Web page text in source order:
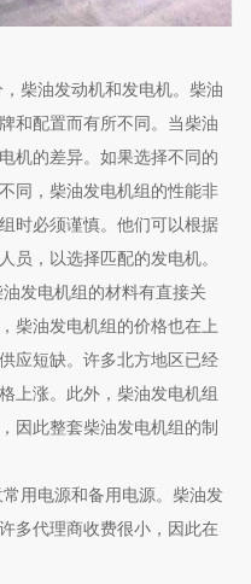
柴油发动机和发电机。柴油
和配置而有所不同。当柴油
机的差异。如果选择不同的
同，柴油发电机组的性能非
时必须谨慎。他们可以根据
员，以选择匹配的发电机。
发电机组的材料有直接关
柴油发电机组的价格也在上
应短缺。许多北方地区已经
上涨。此外，柴油发电机组
因此整套柴油发电机组的制
用电源和备用电源。柴油发
多代理商收费很小，因此在